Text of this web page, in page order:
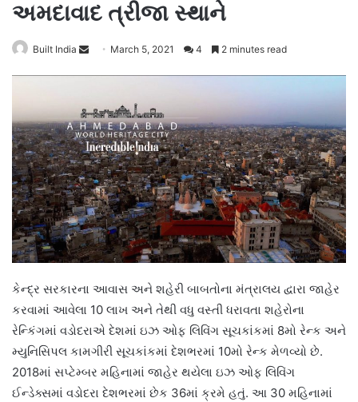
અમદાવાદ ત્રીજા સ્થાને
Built India
Send March 5, 2021 4 2 minutes read
કેન્દ્ર સરકારના આવાસ અને શહેરી બાબતોના મંત્રાલય દ્વારા જાહેર
કરવામાં આવેલા 10 લાખ અને તેથી વધુ વસ્તી ધરાવતા શહેરોના
રેન્કિંગમાં વડોદરાએ દેશમાં ઇઝ ઓફ લિવિંગ સૂચકાંકમાં 8મો રેન્ક અને
મ્યુનિસિપલ કામગીરી સૂચકાંકમાં દેશભરમાં 10મો રેન્ક મેળવ્યો છે.
2018માં સપ્ટેમ્બર મહિનામાં જાહેર થયેલા ઇઝ ઓફ લિવિંગ
ઈન્ડેક્સમાં વડોદરા દેશભરમાં છેક 36માં ક્રમે હતું. આ 30 મહિનામાં